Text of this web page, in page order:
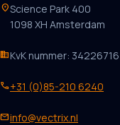
location_onScience Park 400
1098 XH Amsterdam
businessKvK nummer: 34226716
phone+31 (0)85-210 6240
mailinfo@vectrix.nl